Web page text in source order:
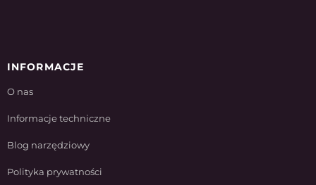
INFORMACJE
O nas
Informacje techniczne
Blog narzędziowy
Polityka prywatności